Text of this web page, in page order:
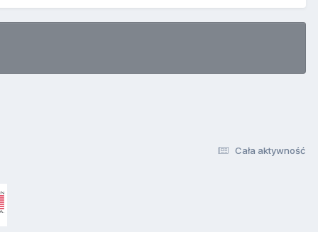
Cała aktywność